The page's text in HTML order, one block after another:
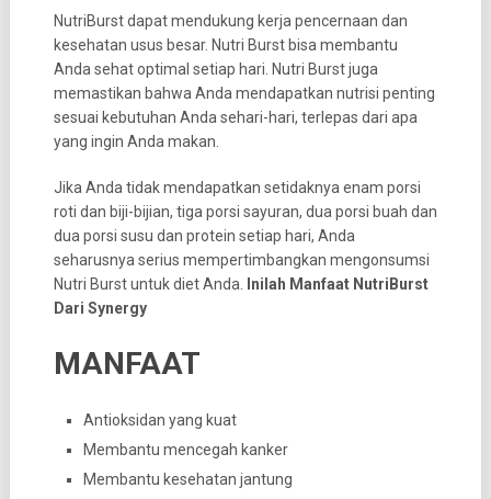
NutriBurst dapat mendukung kerja pencernaan dan
kesehatan usus besar. Nutri Burst bisa membantu
Anda sehat optimal setiap hari. Nutri Burst juga
memastikan bahwa Anda mendapatkan nutrisi penting
sesuai kebutuhan Anda sehari-hari, terlepas dari apa
yang ingin Anda makan.
Jika Anda tidak mendapatkan setidaknya enam porsi
roti dan biji-bijian, tiga porsi sayuran, dua porsi buah dan
dua porsi susu dan protein setiap hari, Anda
seharusnya serius mempertimbangkan mengonsumsi
Nutri Burst untuk diet Anda.
Inilah Manfaat NutriBurst
Dari Synergy
MANFAAT
Antioksidan yang kuat
Membantu mencegah kanker
Membantu kesehatan jantung